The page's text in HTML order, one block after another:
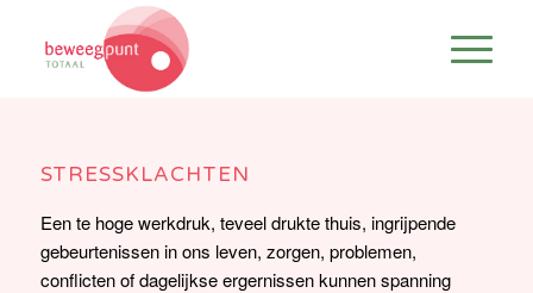
STRESSKLACHTEN
Een te hoge werkdruk, teveel drukte thuis, ingrijpende
gebeurtenissen in ons leven, zorgen, problemen,
conflicten of dagelijkse ergernissen kunnen spanning